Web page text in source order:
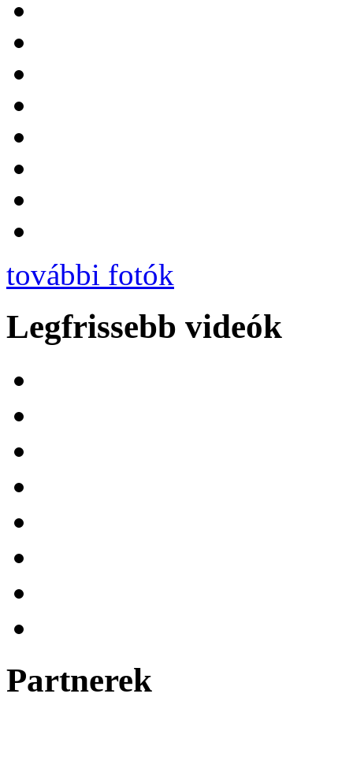
további fotók
Legfrissebb videók
Partnerek